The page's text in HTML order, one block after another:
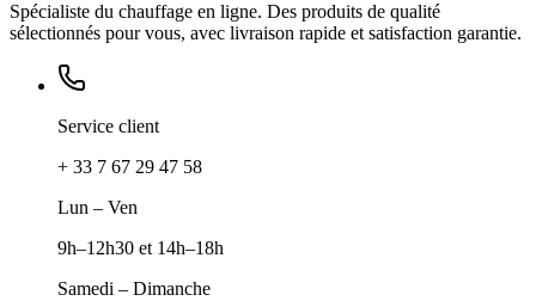
Spécialiste du chauffage en ligne. Des produits de qualité
sélectionnés pour vous, avec livraison rapide et satisfaction garantie.
Service client
+ 33 7 67 29 47 58
Lun – Ven
9h–12h30 et 14h–18h
Samedi – Dimanche